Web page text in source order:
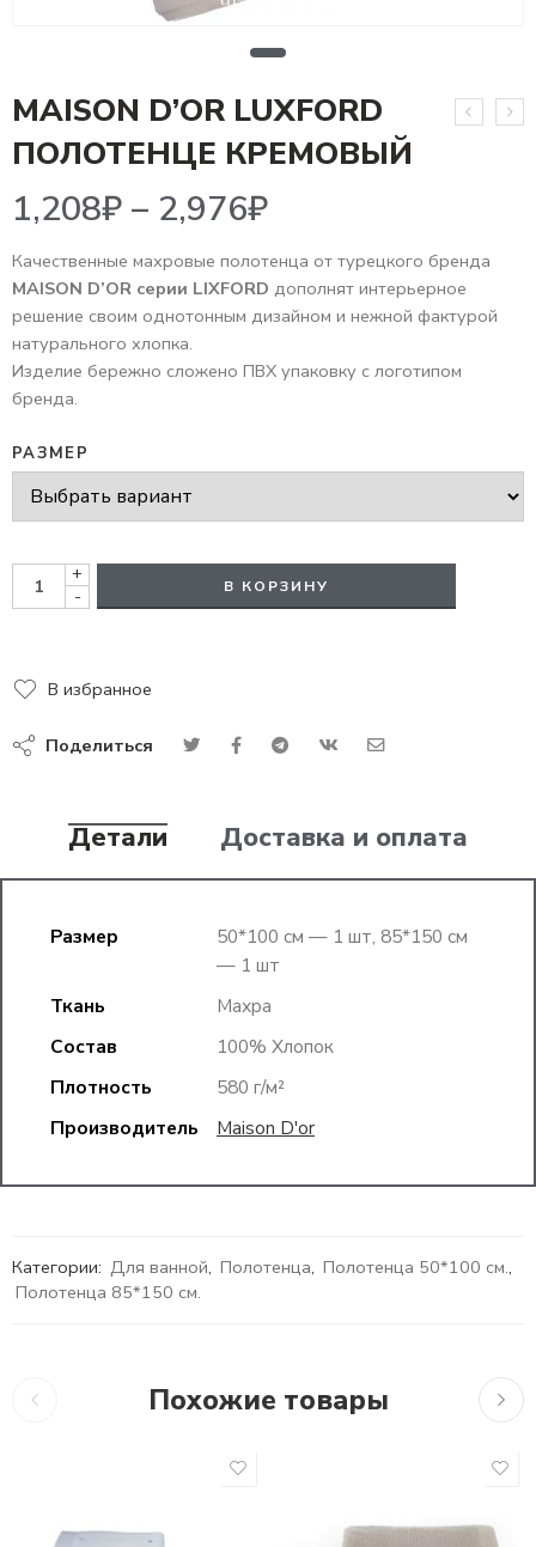
MAISON D’OR LUXFORD
ПОЛОТЕНЦЕ КРЕМОВЫЙ
1,208₽–2,976 ₽
Качественные махровые полотенца от турецкого бренда
MAISON D’OR серии LIXFORD дополнят интерьерное
решение своим однотонным дизайном и нежной фактурой
натурального хлопка.
Изделие бережно сложено ПВХ упаковку с логотипом
бренда.
РАЗМЕР
+
-
В КОРЗИНУ
В избранное
Поделиться
Детали Доставка и оплата
Размер
50*100 см — 1 шт, 85*150 см
— 1 шт
Ткань
Махра
Состав
100% Хлопок
Плотность
580 г/м²
Производитель
Maison D'or
Категории: Для ванной, Полотенца, Полотенца 50*100 см.,
Полотенца 85*150 см.
Похожие товары